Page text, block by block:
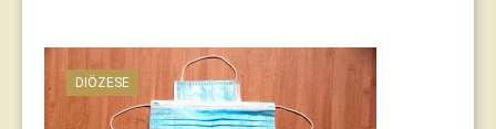
DIÖZESE